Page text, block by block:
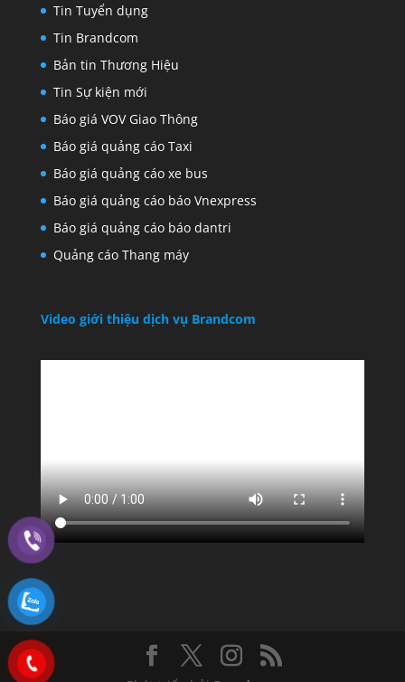
Tin Tuyển dụng
Tin Brandcom
Bản tin Thương Hiệu
Tin Sự kiện mới
Báo giá VOV Giao Thông
Báo giá quảng cáo Taxi
Báo giá quảng cáo xe bus
Báo giá quảng cáo báo Vnexpress
Báo giá quảng cáo báo dantri
Quảng cáo Thang máy
Video giới thiệu dịch vụ Brandcom